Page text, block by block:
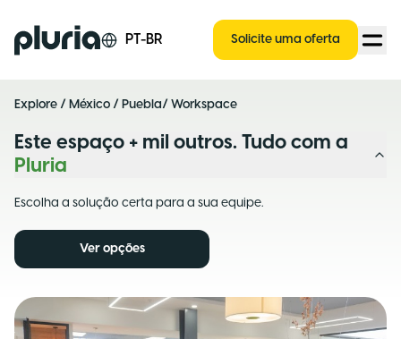
Logo Pluria PT-BR Solicite uma oferta
Explore / México / Puebla/ Workspace
Este espaço + mil outros. Tudo com a
Pluria
Escolha a solução certa para a sua equipe.
Ver opções